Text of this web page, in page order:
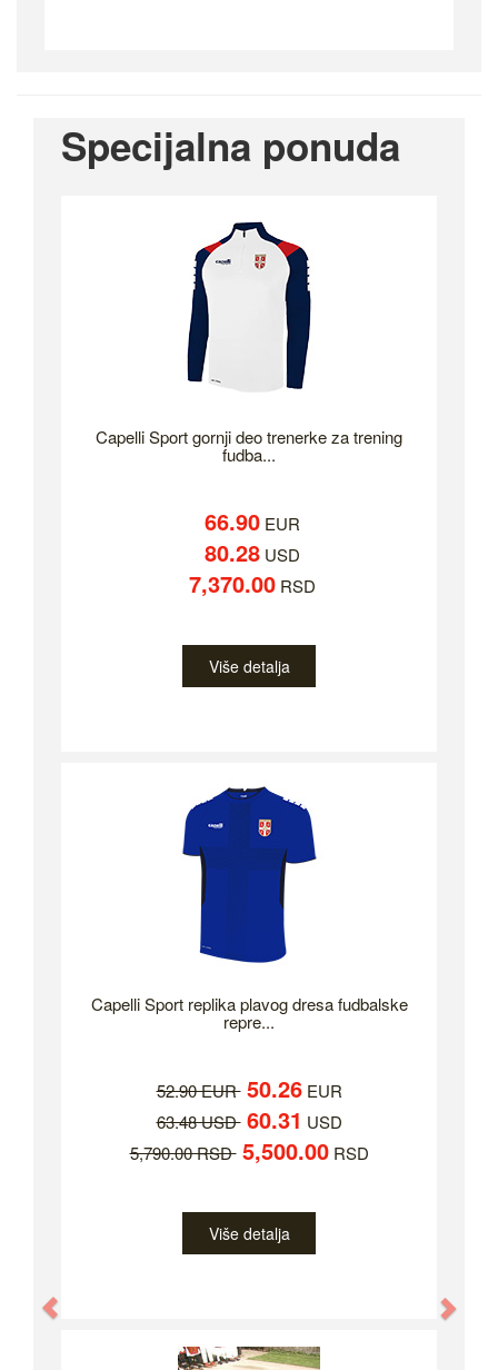
Specijalna ponuda
Capelli Sport gornji deo trenerke za trening
fudba...
66.90EUR
80.28USD
7,370.00RSD
Više detalja
Capelli Sport replika plavog dresa fudbalske
repre...
52.90 EUR 50.26EUR
63.48 USD 60.31 USD
5,790.00 RSD 5,500.00RSD
Više detalja